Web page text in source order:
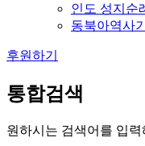
인도 성지순
동북아역사
후원하기
통합검색
원하시는 검색어를 입력